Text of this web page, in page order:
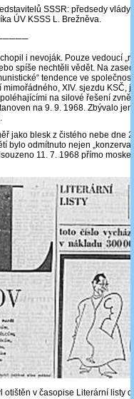
SSSR: předsedy vlády
ÚV KSSS L. Brežněva.
i nevoják. Pouze vedoucí
spíše nechtěli vědět. Na
tendence ve
XIV. sjezdu KSČ,
na silové řešení
na 9. 9. 1968. Zbývalo
jako blesk z čistého nebe dne
bylo odmítnuto nejen
11. 7. 1968 přímo
otištěn v časopise Literární listy